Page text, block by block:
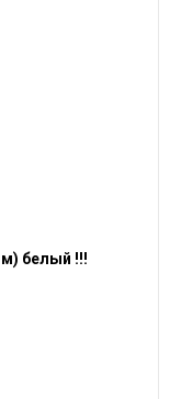
м) белый !!!